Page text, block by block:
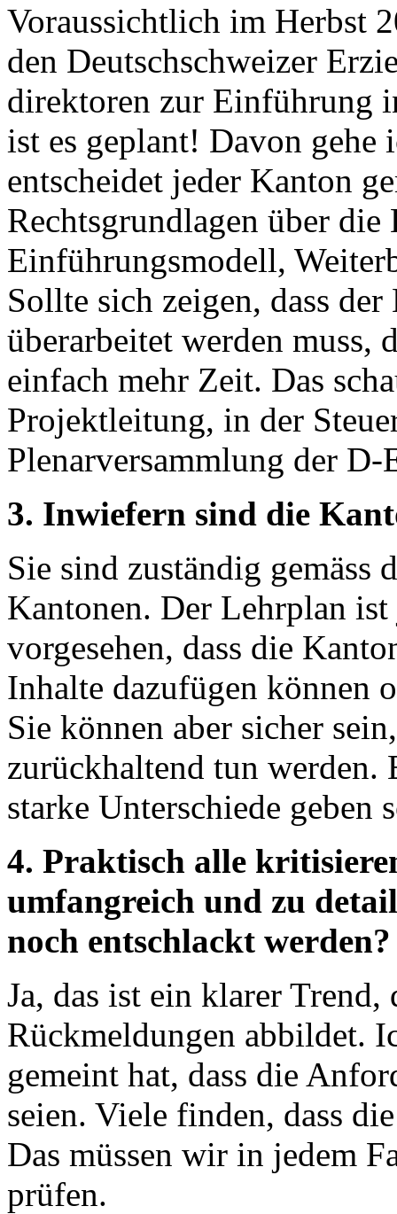
Voraussichtlich im Herbst
den Deutschschweizer
direktoren zur Einführung
ist es geplant! Davon gehe
entscheidet jeder Kanton
Rechtsgrundlagen über
Einführungsmodell,
Sollte sich zeigen, dass
überarbeitet werden muss,
einfach mehr Zeit. Das
Projektleitung, in der
Plenarversammlung der
3. Inwiefern sind die
Sie sind zuständig gemäss
Kantonen. Der Lehrplan
vorgesehen, dass die
Inhalte dazufügen können
Sie können aber sicher
zurückhaltend tun werden.
starke Unterschiede geben
4. Praktisch alle
umfangreich und zu
noch entschlackt
Ja, das ist ein klarer
Rückmeldungen abbildet.
gemeint hat, dass die
seien. Viele finden, dass
Das müssen wir in jedem
prüfen.